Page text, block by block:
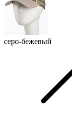
серо-бежевый